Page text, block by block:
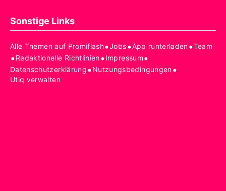
Sonstige Links
Alle Themen auf Promiflash•Jobs•App runterladen•Team
•Redaktionelle Richtlinien•Impressum•
Datenschutzerklärung•Nutzungsbedingungen•
Utiq verwalten